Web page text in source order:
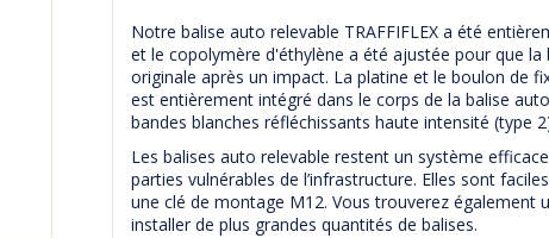
Notre balise auto relevable TRAFFIFLEX a été
et le copolymère d'éthylène a été ajustée pour que
originale après un impact. La platine et le boulon de
est entièrement intégré dans le corps de la balise
bandes blanches réfléchissants haute intensité (type
Les balises auto relevable restent un système
parties vulnérables de l’infrastructure. Elles sont
une clé de montage M12. Vous trouverez également
installer de plus grandes quantités de balises.